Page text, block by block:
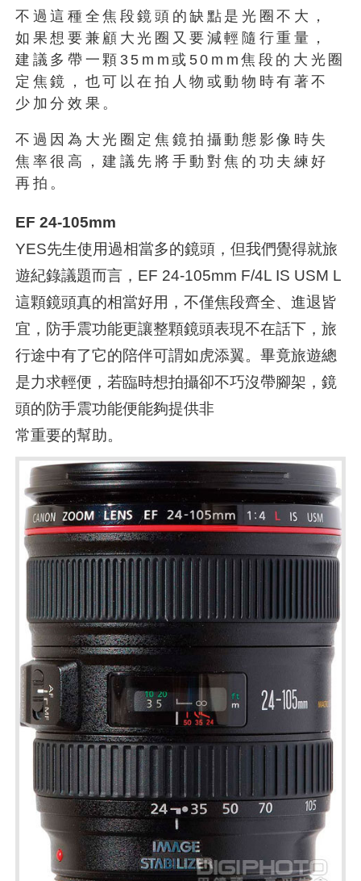
不過這種全焦段鏡頭的缺點是光圈不大，
如果想要兼顧大光圈又要減輕隨行重量，
建議多帶一顆35mm或50mm焦段的大光圈
定焦鏡，也可以在拍人物或動物時有著不
少加分效果。
不過因為大光圈定焦鏡拍攝動態影像時失
焦率很高，建議先將手動對焦的功夫練好
再拍。
EF 24-105mm
YES先生使用過相當多的鏡頭，但我們覺得就旅
遊紀錄議題而言，EF 24-105mm F/4L IS USM L
這顆鏡頭真的相當好用，不僅焦段齊全、進退皆
宜，防手震功能更讓整顆鏡頭表現不在話下，旅
行途中有了它的陪伴可謂如虎添翼。畢竟旅遊總
是力求輕便，若臨時想拍攝卻不巧沒帶腳架，鏡
頭的防手震功能便能夠提供非
常重要的幫助。